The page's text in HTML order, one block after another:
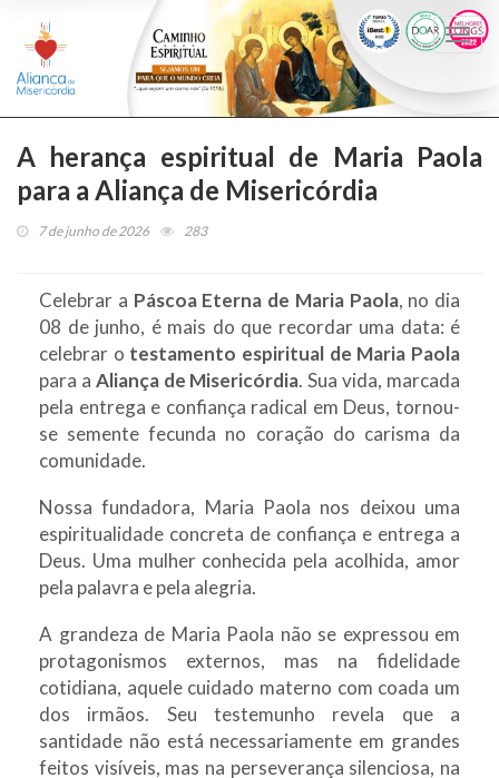
A herança espiritual de Maria Paola
para a Aliança de Misericórdia
7 de junho de 2026 283
Celebrar a Páscoa Eterna de Maria Paola, no dia
08 de junho, é mais do que recordar uma data: é
celebrar o testamento espiritual de Maria Paola
para a Aliança de Misericórdia. Sua vida, marcada
pela entrega e confiança radical em Deus, tornou-
se semente fecunda no coração do carisma da
comunidade.
Nossa fundadora, Maria Paola nos deixou uma
espiritualidade concreta de confiança e entrega a
Deus. Uma mulher conhecida pela acolhida, amor
pela palavra e pela alegria.
A grandeza de Maria Paola não se expressou em
protagonismos externos, mas na fidelidade
cotidiana, aquele cuidado materno com coada um
dos irmãos. Seu testemunho revela que a
santidade não está necessariamente em grandes
feitos visíveis, mas na perseverança silenciosa, na